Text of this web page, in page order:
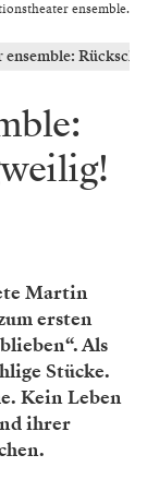
ensemble.
Martin
ersten
Als
Stücke.
Kein Leben
ihrer